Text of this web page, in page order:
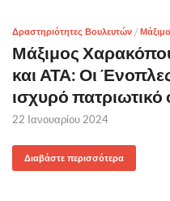
Δραστηριότητες Βουλευτών /
Μάξιμος
και ΑΤΑ: Οι
ισχυρό
22 Ιανουαρίου 2024
Διαβάστε περισσότερα